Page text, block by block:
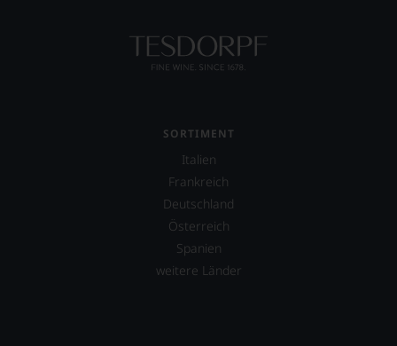
SORTIMENT
Italien
Frankreich
Deutschland
Österreich
Spanien
weitere Länder